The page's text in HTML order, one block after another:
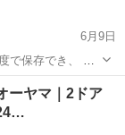
6月9日
で保存でき、
でコンパク
...
ドア
ーヤマ｜2ドア